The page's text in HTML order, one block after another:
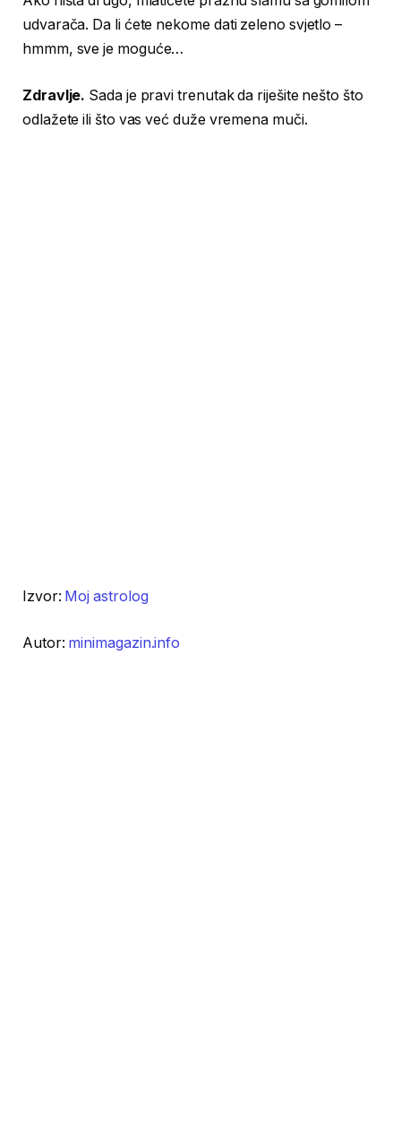
udvarača. Da li ćete nekome dati zeleno svjetlo –
hmmm, sve je moguće…
Zdravlje. Sada je pravi trenutak da riješite nešto što
odlažete ili što vas već duže vremena muči.
Izvor: Moj astrolog
Autor: minimagazin.info